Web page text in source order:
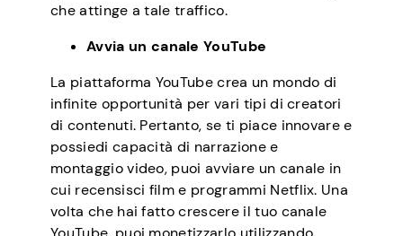
che attinge a tale traffico.
Avvia un canale YouTube
La piattaforma YouTube crea un mondo di
infinite opportunità per vari tipi di creatori
di contenuti. Pertanto, se ti piace innovare e
possiedi capacità di narrazione e
montaggio video, puoi avviare un canale in
cui recensisci film e programmi Netflix. Una
volta che hai fatto crescere il tuo canale